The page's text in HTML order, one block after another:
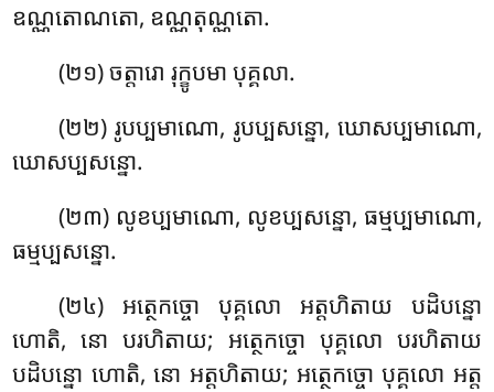
ឧណ្ណតោណតោ, ឧណ្ណតុណ្ណតោ.
(២១) ចត្តារោ រុក្ខូបមា បុគ្គលា.
(២២) រូបប្បមាណោ, រូបប្បសន្នោ, ឃោសប្បមាណោ,
ឃោសប្បសន្នោ.
(២៣) លូខប្បមាណោ, លូខប្បសន្នោ, ធម្មប្បមាណោ,
ធម្មប្បសន្នោ.
(២៤) អត្ថេកច្ចោ បុគ្គលោ អត្តហិតាយ បដិបន្នោ
ហោតិ, នោ បរហិតាយ; អត្ថេកច្ចោ បុគ្គលោ បរហិតាយ
បដិបន្នោ ហោតិ, នោ អត្តហិតាយ; អត្ថេកច្ចោ បុគ្គលោ អត្ត